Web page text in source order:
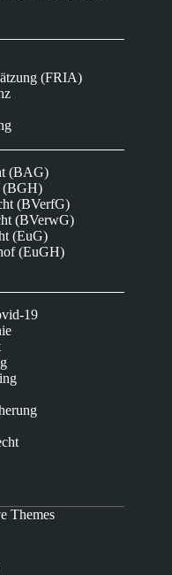
(FRIA)
(BAG)
(BGH)
(BVerfG)
(BVerwG)
(EuG)
(EuGH)
19
Themes